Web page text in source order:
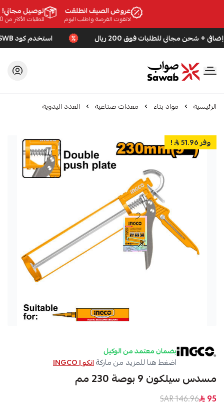
عروض الصيف انطلقت
لاتفوت الفرصة واطلب اليوم
توصيل مجاني!
للطلبات الأكثر من 200 ريال!
استخدم كود SWB لخصم إضافي + شحن مجاني للطلبات فوق 200 ريال
صواب
الرئيسية مواد بناء معدات صناعية العدد اليدوية
وفر 51.96 !
بضمان معتمد من الوكيل
اضغط هنا للمزيد من ماركةانكو | INGCO
مسدس سيلكون 9 بوصة 230 مم
95
146.96 SAR